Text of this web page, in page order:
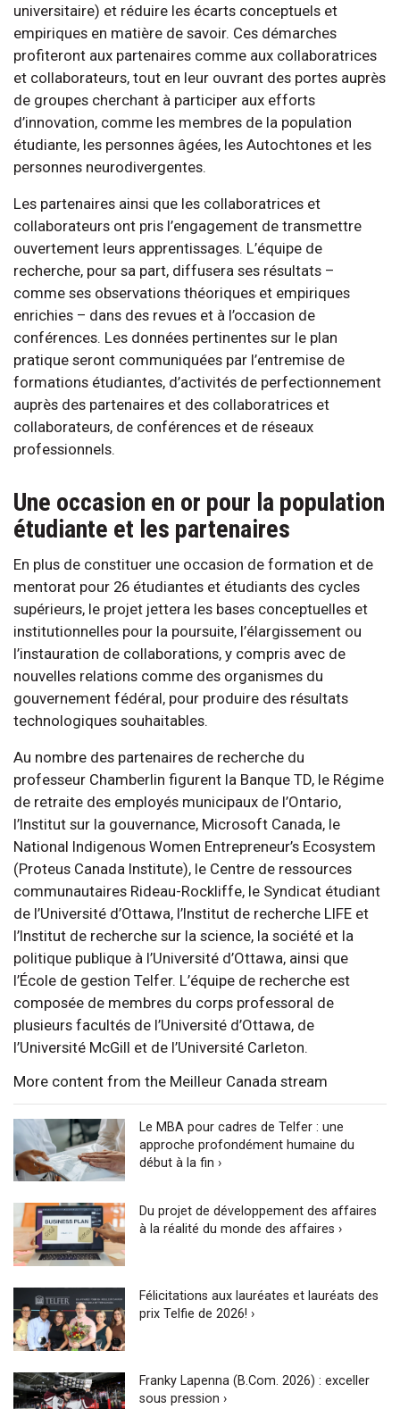
universitaire) et réduire les écarts conceptuels et
empiriques en matière de savoir. Ces démarches
profiteront aux partenaires comme aux collaboratrices
et collaborateurs, tout en leur ouvrant des portes auprès
de groupes cherchant à participer aux efforts
d’innovation, comme les membres de la population
étudiante, les personnes âgées, les Autochtones et les
personnes neurodivergentes.
Les partenaires ainsi que les collaboratrices et
collaborateurs ont pris l’engagement de transmettre
ouvertement leurs apprentissages. L’équipe de
recherche, pour sa part, diffusera ses résultats –
comme ses observations théoriques et empiriques
enrichies – dans des revues et à l’occasion de
conférences. Les données pertinentes sur le plan
pratique seront communiquées par l’entremise de
formations étudiantes, d’activités de perfectionnement
auprès des partenaires et des collaboratrices et
collaborateurs, de conférences et de réseaux
professionnels.
Une occasion en or pour la population
étudiante et les partenaires
En plus de constituer une occasion de formation et de
mentorat pour 26 étudiantes et étudiants des cycles
supérieurs, le projet jettera les bases conceptuelles et
institutionnelles pour la poursuite, l’élargissement ou
l’instauration de collaborations, y compris avec de
nouvelles relations comme des organismes du
gouvernement fédéral, pour produire des résultats
technologiques souhaitables.
Au nombre des partenaires de recherche du
professeur Chamberlin figurent la Banque TD, le Régime
de retraite des employés municipaux de l’Ontario,
l’Institut sur la gouvernance, Microsoft Canada, le
National Indigenous Women Entrepreneur’s Ecosystem
(Proteus Canada Institute), le Centre de ressources
communautaires Rideau-Rockliffe, le Syndicat étudiant
de l’Université d’Ottawa, l’Institut de recherche LIFE et
l’Institut de recherche sur la science, la société et la
politique publique à l’Université d’Ottawa, ainsi que
l’École de gestion Telfer. L’équipe de recherche est
composée de membres du corps professoral de
plusieurs facultés de l’Université d’Ottawa, de
l’Université McGill et de l’Université Carleton.
More content from the Meilleur Canada stream
Le MBA pour cadres de Telfer : une
approche profondément humaine du
début à la fin ›
Du projet de développement des affaires
à la réalité du monde des affaires ›
Félicitations aux lauréates et lauréats des
prix Telfie de 2026! ›
Franky Lapenna (B.Com. 2026) : exceller
sous pression ›